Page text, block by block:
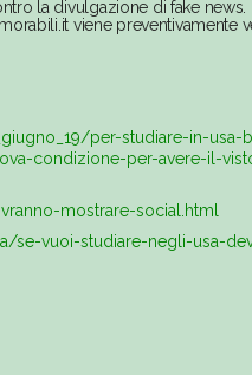
la divulgazione di fake news.
viene preventivamente
per-studiare-in-usa-
condizione-per-avere-il-
mostrare-social.html
se-vuoi-studiare-negli-usa-